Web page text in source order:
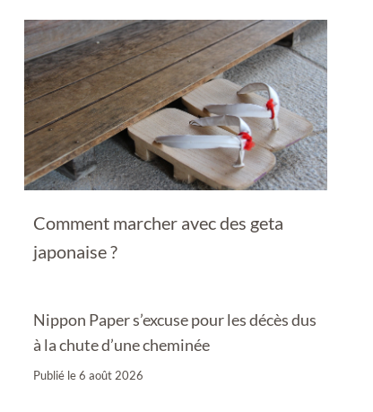
Comment marcher avec des geta
japonaise ?
Nippon Paper s’excuse pour les décès dus
à la chute d’une cheminée
Publié le6 août 2026